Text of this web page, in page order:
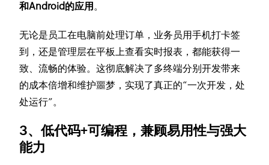
和Android的应用 。
无论是员工在电脑前处理订单，业务员用手机打卡签
到，还是管理层在平板上查看实时报表，都能获得一
致、流畅的体验。这彻底解决了多终端分别开发带来
的成本倍增和维护噩梦，实现了真正的“一次开发，处
处运行”。
3、低代码+可编程，兼顾易用性与强大
能力